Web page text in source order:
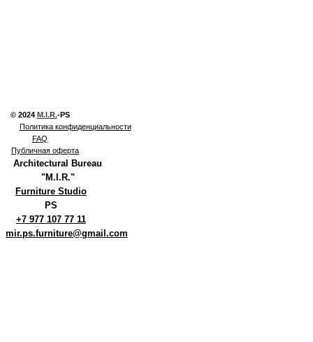
© 2024 M.I.R.-PS
Политика конфиденциальности
FAQ
Публичная оферта
Architectural Bureau
"M.I.R."
Furniture Studio
PS
+7 977 107 77 11
mir.ps.furniture@gmail.com